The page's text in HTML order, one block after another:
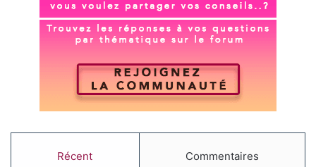
Récent Commentaires